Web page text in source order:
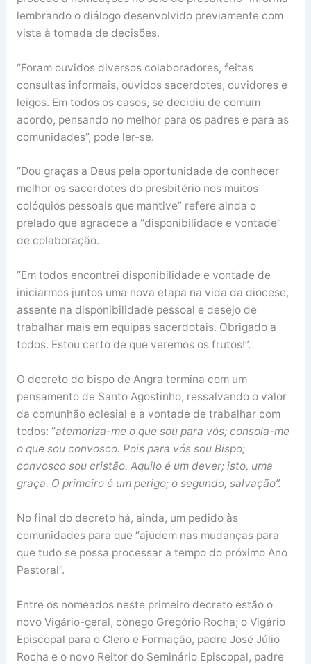
lembrando o diálogo desenvolvido previamente com
vista à tomada de decisões.
“Foram ouvidos diversos colaboradores, feitas
consultas informais, ouvidos sacerdotes, ouvidores e
leigos. Em todos os casos, se decidiu de comum
acordo, pensando no melhor para os padres e para as
comunidades”, pode ler-se.
“Dou graças a Deus pela oportunidade de conhecer
melhor os sacerdotes do presbitério nos muitos
colóquios pessoais que mantive” refere ainda o
prelado que agradece a “disponibilidade e vontade”
de colaboração.
“Em todos encontrei disponibilidade e vontade de
iniciarmos juntos uma nova etapa na vida da diocese,
assente na disponibilidade pessoal e desejo de
trabalhar mais em equipas sacerdotais. Obrigado a
todos. Estou certo de que veremos os frutos!”.
O decreto do bispo de Angra termina com um
pensamento de Santo Agostinho, ressalvando o valor
da comunhão eclesial e a vontade de trabalhar com
todos: “atemoriza-me o que sou para vós; consola-me
o que sou convosco. Pois para vós sou Bispo;
convosco sou cristão. Aquilo é um dever; isto, uma
graça. O primeiro é um perigo; o segundo, salvação”.
No final do decreto há, ainda, um pedido às
comunidades para que “ajudem nas mudanças para
que tudo se possa processar a tempo do próximo Ano
Pastoral”.
Entre os nomeados neste primeiro decreto estão o
novo Vigário-geral, cónego Gregório Rocha; o Vigário
Episcopal para o Clero e Formação, padre José Júlio
Rocha e o novo Reitor do Seminário Episcopal, padre